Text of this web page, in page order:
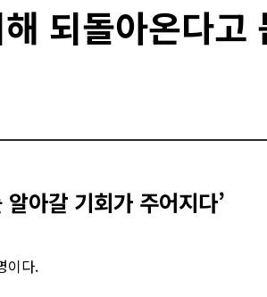
되돌아온다고
아갈 기회가 주어지다’
이다.